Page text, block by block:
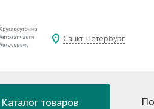
Санкт-Петербург
товаров